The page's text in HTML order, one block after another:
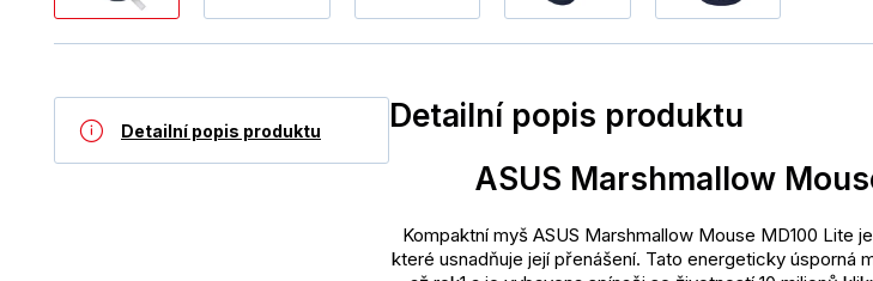
Detailní popis produktu
Detailní popis produktu
ASUS Marshmallow
Kompaktní myš ASUS Marshmallow Mouse MD100 Lite
které usnadňuje její přenášení. Tato energeticky úsporná